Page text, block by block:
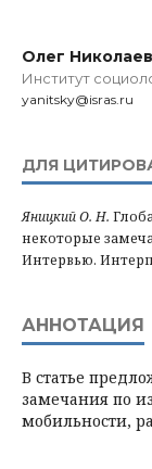
Олег
Институт
yanitsky@isras.ru
ДЛЯ
Яницкий О. Н.
некоторые
Интервью.
АННОТАЦИЯ
В статье
замечания по
мобильности,